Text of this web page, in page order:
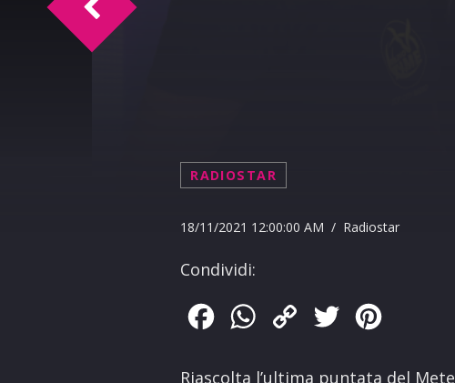
RADIOSTAR
18/11/2021 12:00:00 AM / Radiostar
Condividi:
FacebookWhatsApp
Copy
Twitter
Riascolta l’ultima puntata del
Oroscopo del 19-11-2021